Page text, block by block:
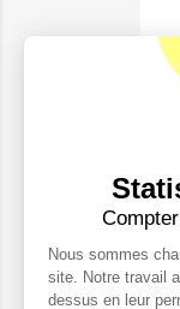
Nous sommes
site. Notre travail
dessus en leur